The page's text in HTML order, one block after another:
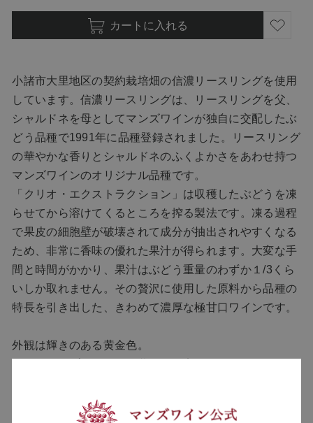
カートに入れる
小諸市大里地区の契約栽培畑の信濃リースリングを使用
しています。信濃リースリングは、リースリングを父、
シャルドネを母としてマンズワインが独自に交配したぶ
どう品種で1991年に品種登録されました。リースリング
の華やかな香りとシャルドネのふくよかさをあわせ持つ
マンズワインのオリジナル品種です。
「クリオ・エクストラクション」は収穫したぶどうを凍
らせてから溶けてくるところを搾る製法です。凍る過程
で果皮の細胞壁が破壊されて成分が抽出されやすくなる
ため、非常に香味の優れた果汁が得られます。大変な手
間と時間がかかり、果汁はぶどう重量のわずか１/3くら
いしか取れません。その贅沢に使用した原料から品種の
特長を引き出した、きわめて濃厚な極甘口ワインです。
外観は輝きのある黄金色。
らかで黄桃や熟したリンゴの濃密な甘みが広がり、しっ
かりとした酸が全体を引き締め、甘味と調和しながら余